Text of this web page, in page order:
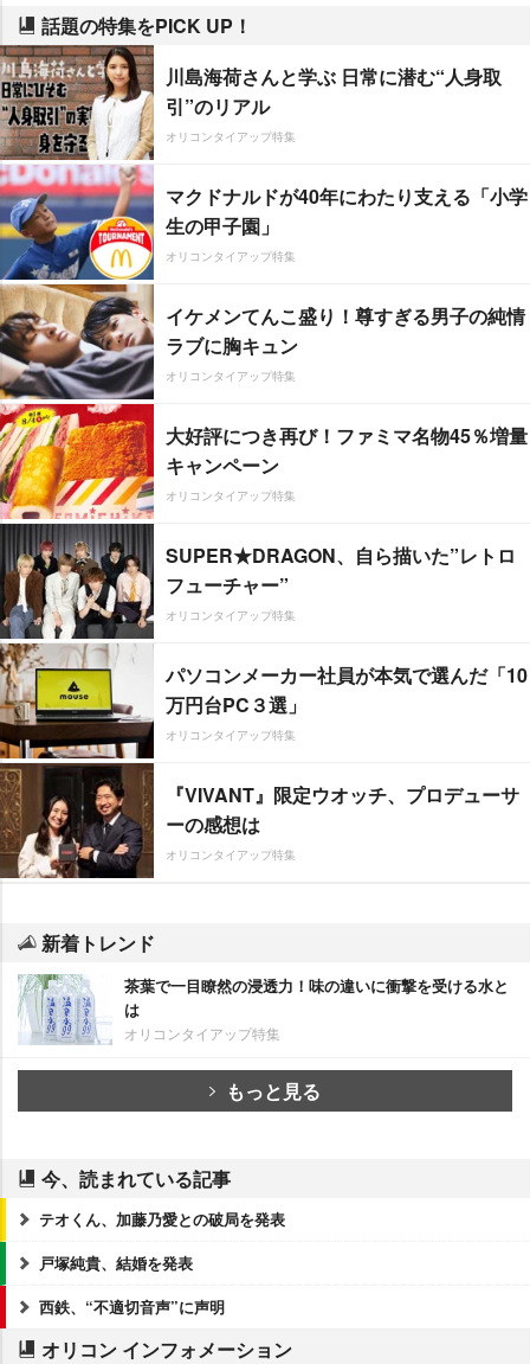
話題の特集をPICK UP！
川島海荷さんと学ぶ 日常に潜む“人身取
引”のリアル
オリコンタイアップ特集
マクドナルドが40年にわたり支える「小学
生の甲子園」
オリコンタイアップ特集
イケメンてんこ盛り！尊すぎる男子の純情
ラブに胸キュン
オリコンタイアップ特集
大好評につき再び！ファミマ名物45％増量
キャンペーン
オリコンタイアップ特集
SUPER★DRAGON、自ら描いた”レトロ
フューチャー”
オリコンタイアップ特集
パソコンメーカー社員が本気で選んだ「10
万円台PC３選」
オリコンタイアップ特集
『VIVANT』限定ウオッチ、プロデューサ
ーの感想は
オリコンタイアップ特集
新着トレンド
茶葉で一目瞭然の浸透力！味の違いに衝撃を受ける水と
は
オリコンタイアップ特集
もっと見る
今、読まれている記事
テオくん、加藤乃愛との破局を発表
戸塚純貴、結婚を発表
西鉄、“不適切音声”に声明
オリコン インフォメーション